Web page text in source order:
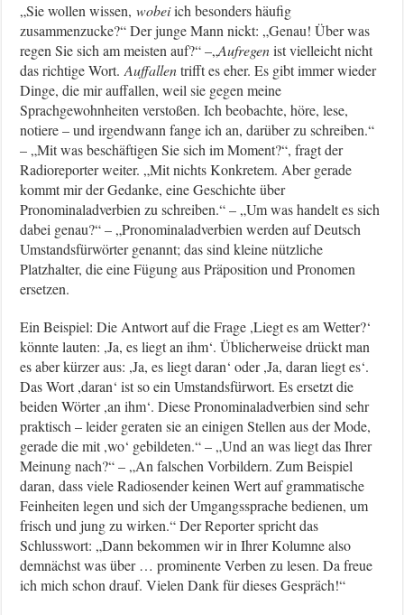
„Sie wollen wissen,wobeiich besonders häufig
zusammenzucke?“ Der junge Mann nickt: „Genau! Über was
regen Sie sich am meisten auf?“ –„Aufregenist vielleicht nicht
das richtige Wort.Auffallentrifft es eher. Es gibt immer wieder
Dinge, die mir auffallen, weil sie gegen meine
Sprachgewohnheiten verstoßen. Ich beobachte, höre, lese,
notiere – und irgendwann fange ich an, darüber zu schreiben.“
– „Mit was beschäftigen Sie sich im Moment?“, fragt der
Radioreporter weiter. „Mit nichts Konkretem. Aber gerade
kommt mir der Gedanke, eine Geschichte über
Pronominaladverbien zu schreiben.“ – „Um was handelt es sich
dabei genau?“ – „Pronominaladverbien werden auf Deutsch
Umstandsfürwörter genannt; das sind kleine nützliche
Platzhalter, die eine Fügung aus Präposition und Pronomen
ersetzen.
Ein Beispiel: Die Antwort auf die Frage ,Liegt es am Wetter?‘
könnte lauten: ,Ja, es liegt an ihm‘. Üblicherweise drückt man
es aber kürzer aus: ,Ja, es liegt daran‘ oder ,Ja, daran liegt es‘.
Das Wort ,daran‘ ist so ein Umstandsfürwort. Es ersetzt die
beiden Wörter ,an ihm‘. Diese Pronominaladverbien sind sehr
praktisch – leider geraten sie an einigen Stellen aus der Mode,
gerade die mit ,wo‘ gebildeten.“ – „Und an was liegt das Ihrer
Meinung nach?“ – „An falschen Vorbildern. Zum Beispiel
daran, dass viele Radiosender keinen Wert auf grammatische
Feinheiten legen und sich der Umgangssprache bedienen, um
frisch und jung zu wirken.“ Der Reporter spricht das
Schlusswort: „Dann bekommen wir in Ihrer Kolumne also
demnächst was über … prominente Verben zu lesen. Da freue
ich mich schon drauf. Vielen Dank für dieses Gespräch!“